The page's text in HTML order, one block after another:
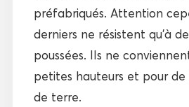
préfabriqués. Attention
derniers ne résistent qu’à
poussées. Ils ne
petites hauteurs et pour
de terre.